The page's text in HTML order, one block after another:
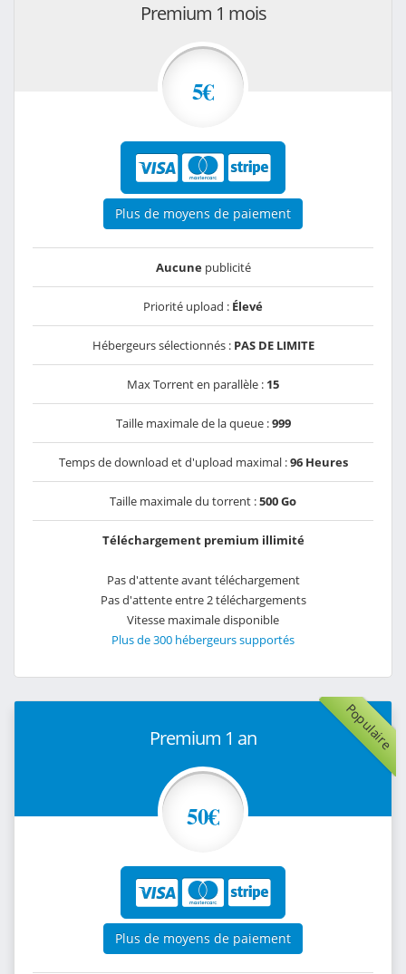
Premium 1 mois
5€
Plus de moyens de paiement
Aucunepublicité
Priorité upload : Élevé
Hébergeurs sélectionnés : PAS DE LIMITE
Max Torrent en parallèle : 15
Taille maximale de la queue :999
Temps de download et d'upload maximal :96 Heures
Taille maximale du torrent :500 Go
Téléchargement premium illimité
Pas d'attente avant téléchargement
Pas d'attente entre 2 téléchargements
Vitesse maximale disponible
Plus de 300 hébergeurs supportés
Populaire
Premium 1 an
50€
Plus de moyens de paiement